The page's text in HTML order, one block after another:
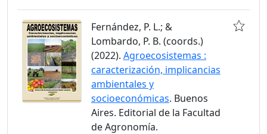
Fernández, P. L.; &
Lombardo, P. B. (coords.)
(2022). Agroecosistemas :
caracterización, implicancias
ambientales y
socioeconómicas. Buenos
Aires. Editorial de la Facultad
de Agronomía.